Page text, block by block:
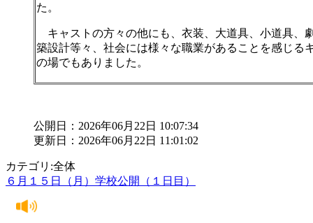
た。
キャストの方々の他にも、衣装、大道具、小道具、
築設計等々、社会には様々な職業があることを感じる
の場でもありました。
公開日：2026年06月22日 10:07:34
更新日：2026年06月22日 11:01:02
カテゴリ:全体
６月１５日（月）学校公開（１日目）